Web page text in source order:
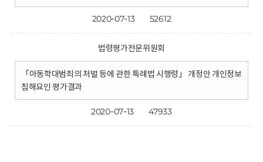
2020-07-13 52612
법령평가전문위원회
「아동학대범죄의 처벌 등에 관한 특례법 시행령」 개정안 개인정보
침해요인 평가결과
2020-07-13 47933